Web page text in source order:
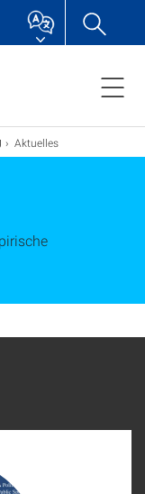
Aktuelles